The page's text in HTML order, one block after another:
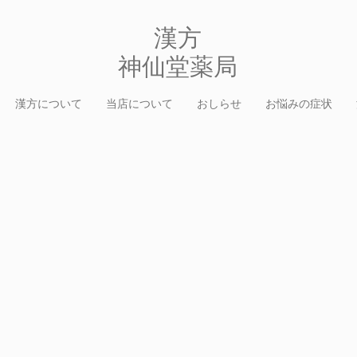
​漢方
​神仙堂薬局
漢方について 当店について おしらせ お悩みの症状